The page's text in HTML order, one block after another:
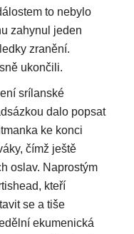
to nebylo
zahynul jeden
zranění.
ukončili.
srílanské
dalo popsat
ke konci
čímž ještě
oslav. Naprostým
kteří
se a tiše
ekumenická